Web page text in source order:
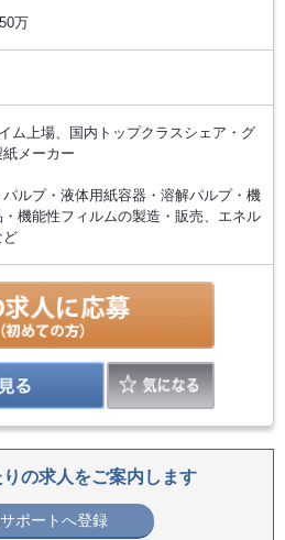
万
ム上場、国内トップクラスシェア・グ
メーカー
ルプ・液体用紙容器・溶解パルプ・機
機能性フィルムの製造・販売、エネル
ど
の求人をご案内します
ポートへ登録